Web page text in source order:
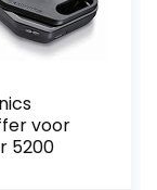
voor
5200